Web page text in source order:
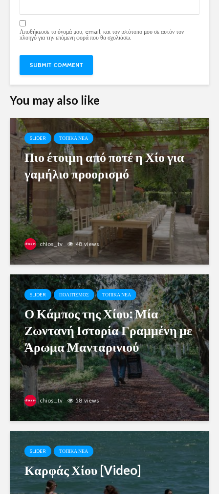
Αποθήκευσε το όνομά μου, email, και τον ιστότοπο μου σε αυτόν τον
πλοηγό για την επόμενη φορά που θα σχολιάσω.
You may also like
SLIDER ΤΟΠΙΚΑ ΝΕΑ
Πιο έτοιμη από ποτέ η Χίο για
γαμήλιο προορισμό
chios_tv 48 views
SLIDER ΠΟΛΙΤΙΣΜΟΣ ΤΟΠΙΚΑ ΝΕΑ
Ο Κάμπος της Χίου: Μία
Ζωντανή Ιστορία Γραμμένη με
Άρωμα Μανταρινιού
chios_tv 58 views
SLIDER ΤΟΠΙΚΑ ΝΕΑ
Καρφάς Χίου [Video]